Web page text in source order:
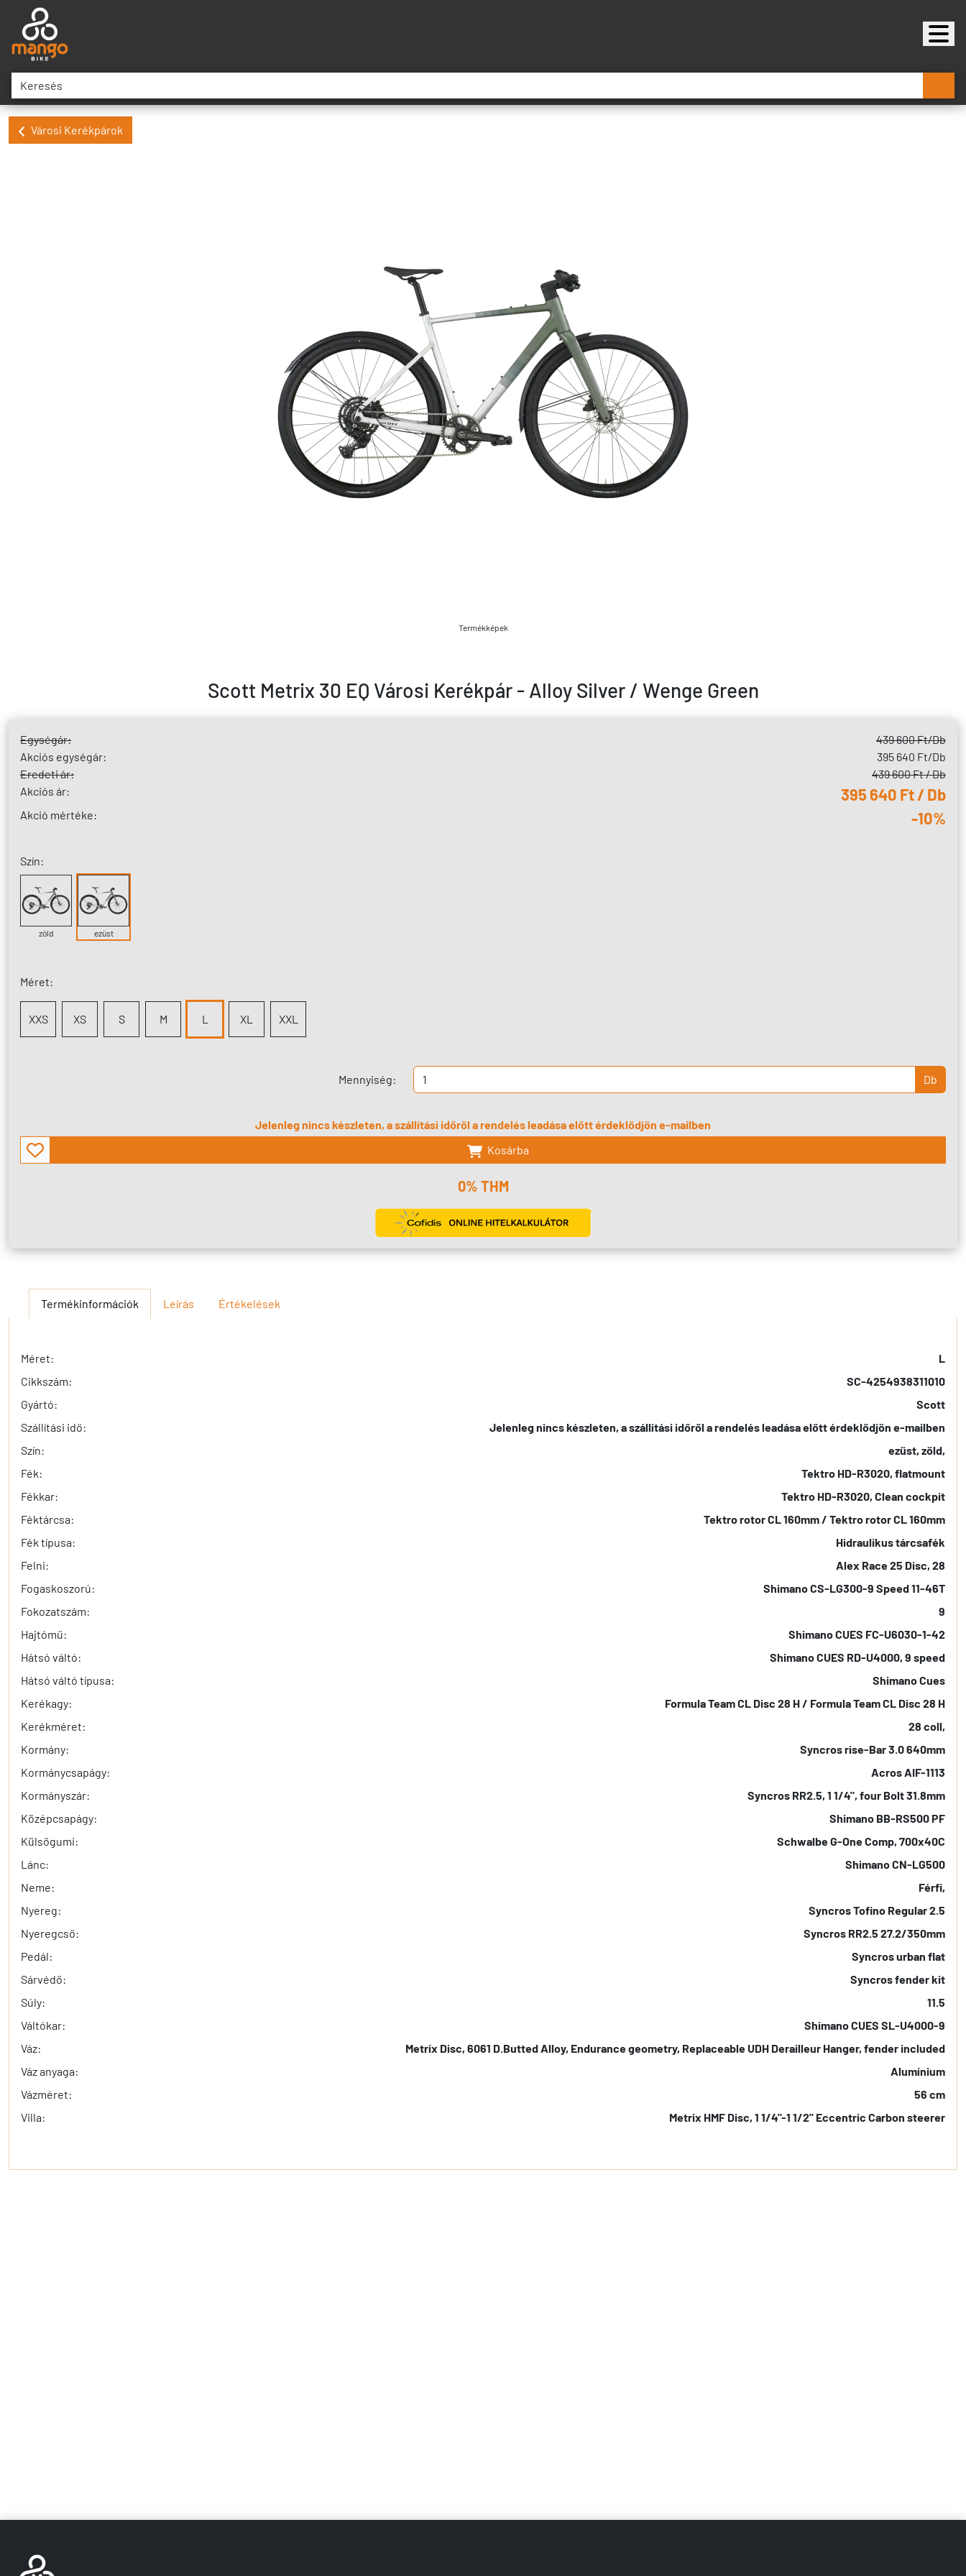
Városi Kerékpárok
Termékképek
Scott Metrix 30 EQ Városi Kerékpár - Alloy Silver / Wenge Green
Egységár: 439 600 Ft/Db
Akciós egységár:
395 640 Ft/Db
Eredeti ár:
439 600 Ft / Db
Akciós ár:
395 640 Ft / Db
Akció mértéke: -10%
Szín:
zöld ezüst
Méret:
XXS XS S M L XL XXL
Mennyiség: Db
Jelenleg nincs készleten, a szállítási időről a rendelés leadása előtt érdeklődjön e-mailben
Kosárba
0% THM
Termékinformációk Leírás Értékelések
Méret:
L
Cikkszám:
SC-4254938311010
Gyártó:
Scott
Szállítási idő:
Jelenleg nincs készleten, a szállítási időről a rendelés leadása előtt érdeklődjön e-mailben
Szín:
ezüst, zöld,
Fék:
Tektro HD-R3020, flatmount
Fékkar:
Tektro HD-R3020, Clean cockpit
Féktárcsa:
Tektro rotor CL 160mm / Tektro rotor CL 160mm
Fék típusa:
Hidraulikus tárcsafék
Felni:
Alex Race 25 Disc, 28
Fogaskoszorú:
Shimano CS-LG300-9 Speed 11-46T
Fokozatszám:
9
Hajtómű:
Shimano CUES FC-U6030-1-42
Hátsó váltó:
Shimano CUES RD-U4000, 9 speed
Hátsó váltó típusa:
Shimano Cues
Kerékagy:
Formula Team CL Disc 28 H / Formula Team CL Disc 28 H
Kerékméret:
28 coll,
Kormány:
Syncros rise-Bar 3.0 640mm
Kormánycsapágy:
Acros AIF-1113
Kormányszár:
Syncros RR2.5, 1 1/4", four Bolt 31.8mm
Középcsapágy:
Shimano BB-RS500 PF
Külsőgumi:
Schwalbe G-One Comp, 700x40C
Lánc:
Shimano CN-LG500
Neme:
Férfi,
Nyereg:
Syncros Tofino Regular 2.5
Nyeregcső:
Syncros RR2.5 27.2/350mm
Pedál:
Syncros urban flat
Sárvédő:
Syncros fender kit
Súly:
11.5
Váltókar:
Shimano CUES SL-U4000-9
Váz:
Metrix Disc, 6061 D.Butted Alloy, Endurance geometry, Replaceable UDH Derailleur Hanger, fender included
Váz anyaga:
Alumínium
Vázméret:
56 cm
Villa:
Metrix HMF Disc, 1 1/4"-1 1/2" Eccentric Carbon steerer